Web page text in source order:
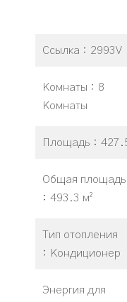
Ссылка 2993V
Комнаты
8
Комнаты
Площадь
Общая площадь
493.3 м²
Тип отопления
Кондиционер
Энергия для